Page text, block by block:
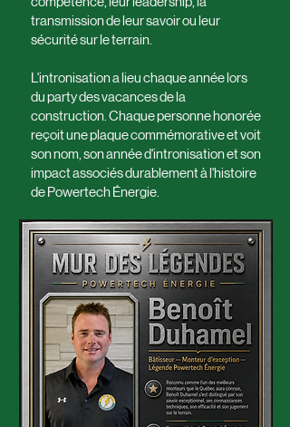
transmission de leur savoir ou leur
sécurité sur le terrain.
L'intronisation a lieu chaque année lors
du party des vacances de la
construction. Chaque personne honorée
reçoit une plaque commémorative et voit
son nom, son année d'intronisation et son
impact associés durablement à l'histoire
de Powertech Énergie.